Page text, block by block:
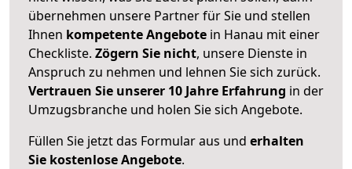
übernehmen unsere Partner für Sie und stellen
Ihnen kompetente Angebote in Hanau mit einer
Checkliste. Zögern Sie nicht, unsere Dienste in
Anspruch zu nehmen und lehnen Sie sich zurück.
Vertrauen Sie unserer 10 Jahre Erfahrung in der
Umzugsbranche und holen Sie sich Angebote.
Füllen Sie jetzt das Formular aus und erhalten
Sie kostenlose Angebote.